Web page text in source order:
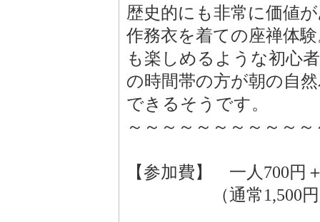
歴史的にも非常に価値
作務衣を着ての座禅体
も楽しめるような初心
の時間帯の方が朝の自
できるそうです。
～～～～～～～～～～
【参加費】 一人700
（通常1,500円＋